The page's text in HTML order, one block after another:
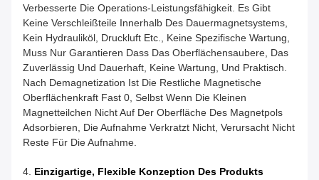
Verbesserte Die Operations-Leistungsfähigkeit. Es Gibt
Keine Verschleißteile Innerhalb Des Dauermagnetsystems,
Kein Hydrauliköl, Druckluft Etc., Keine Spezifische Wartung,
Muss Nur Garantieren Dass Das Oberflächensaubere, Das
Zuverlässig Und Dauerhaft, Keine Wartung, Und Praktisch.
Nach Demagnetization Ist Die Restliche Magnetische
Oberflächenkraft Fast 0, Selbst Wenn Die Kleinen
Magnetteilchen Nicht Auf Der Oberfläche Des Magnetpols
Adsorbieren, Die Aufnahme Verkratzt Nicht, Verursacht Nicht
Reste Für Die Aufnahme.
4. Einzigartige, Flexible Konzeption Des Produkts